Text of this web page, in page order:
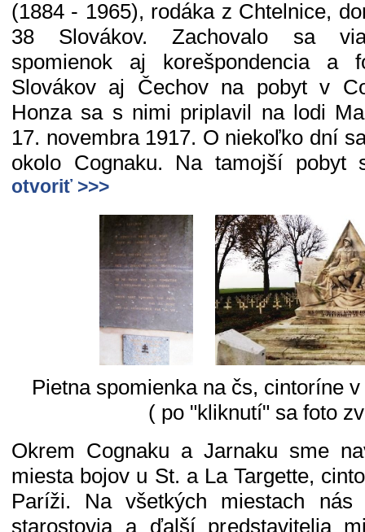
(1884 - 1965), rodáka z Chtelnice,
38 Slovákov. Zachovalo sa
spomienok aj korešpondencia a
Slovákov aj Čechov na pobyt v
Honza sa s nimi priplavil na lodi
17. novembra 1917. O niekoľko dní
okolo Cognaku. Na tamojší pobyt
otvoriť >>>
Pietna spomienka na čs, cintoríne
( po "kliknutí" sa foto
Okrem Cognaku a Jarnaku sme
miesta bojov u St. a La Targette,
Paríži. Na všetkých miestach
starostovia a ďalší predstavitelia